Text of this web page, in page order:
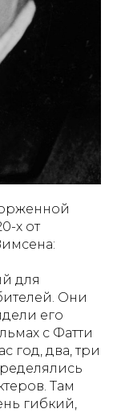
х от
для
Они
его
с Фатти
год, два, три
Там
гибкий,